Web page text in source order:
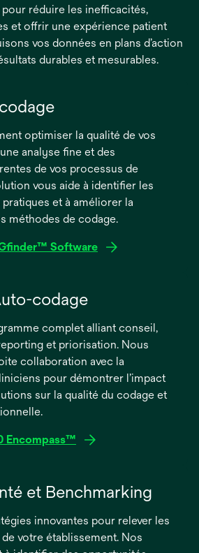
réduire les inefficacités,
et offrir une expérience patient
vos données en plans d’action
durables et mesurables.
optimiser la qualité de vos
analyse fine et des
de vos processus de
vous aide à identifier les
et à améliorer la
méthodes de codage.
Software
codage
complet alliant conseil,
et priorisation. Nous
collaboration avec la
pour démontrer l’impact
sur la qualité du codage et
Encompass™
et Benchmarking
innovantes pour relever les
votre établissement. Nos